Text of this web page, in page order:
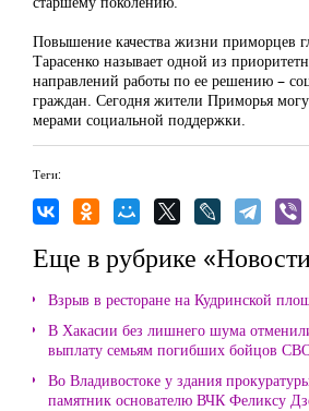
Повышение качества жизни приморцев
Тарасенко называет одной из
направлений работы по ее решению –
граждан. Сегодня жители Приморья
мерами социальной поддержки.
Теги:
Еще в рубрике
Взрыв в ресторане на Кудринской
В Хакасии без лишнего шума
выплату семьям погибших бойцов
Во Владивостоке у здания
памятник основателю ВЧК Феликсу